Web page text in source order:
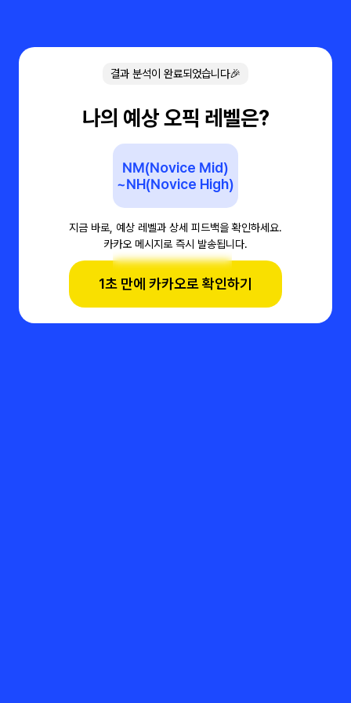
결과 분석이 완료되었습니다🎉
나의 예상 오픽 레벨은?
NM(Novice Mid)
~NH(Novice High)
지금 바로, 예상 레벨과 상세 피드백을 확인하세요.
카카오 메시지로 즉시 발송됩니다.
1초 만에 카카오로 확인하기